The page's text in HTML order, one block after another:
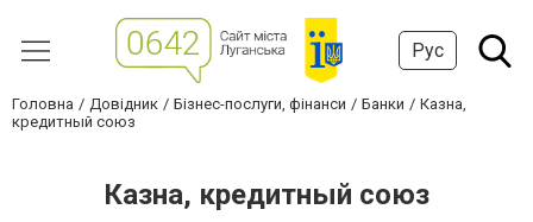
Рус
Головна Довідник Бізнес-послуги, фінанси Банки
Казна,
кредитный союз
Казна, кредитный союз